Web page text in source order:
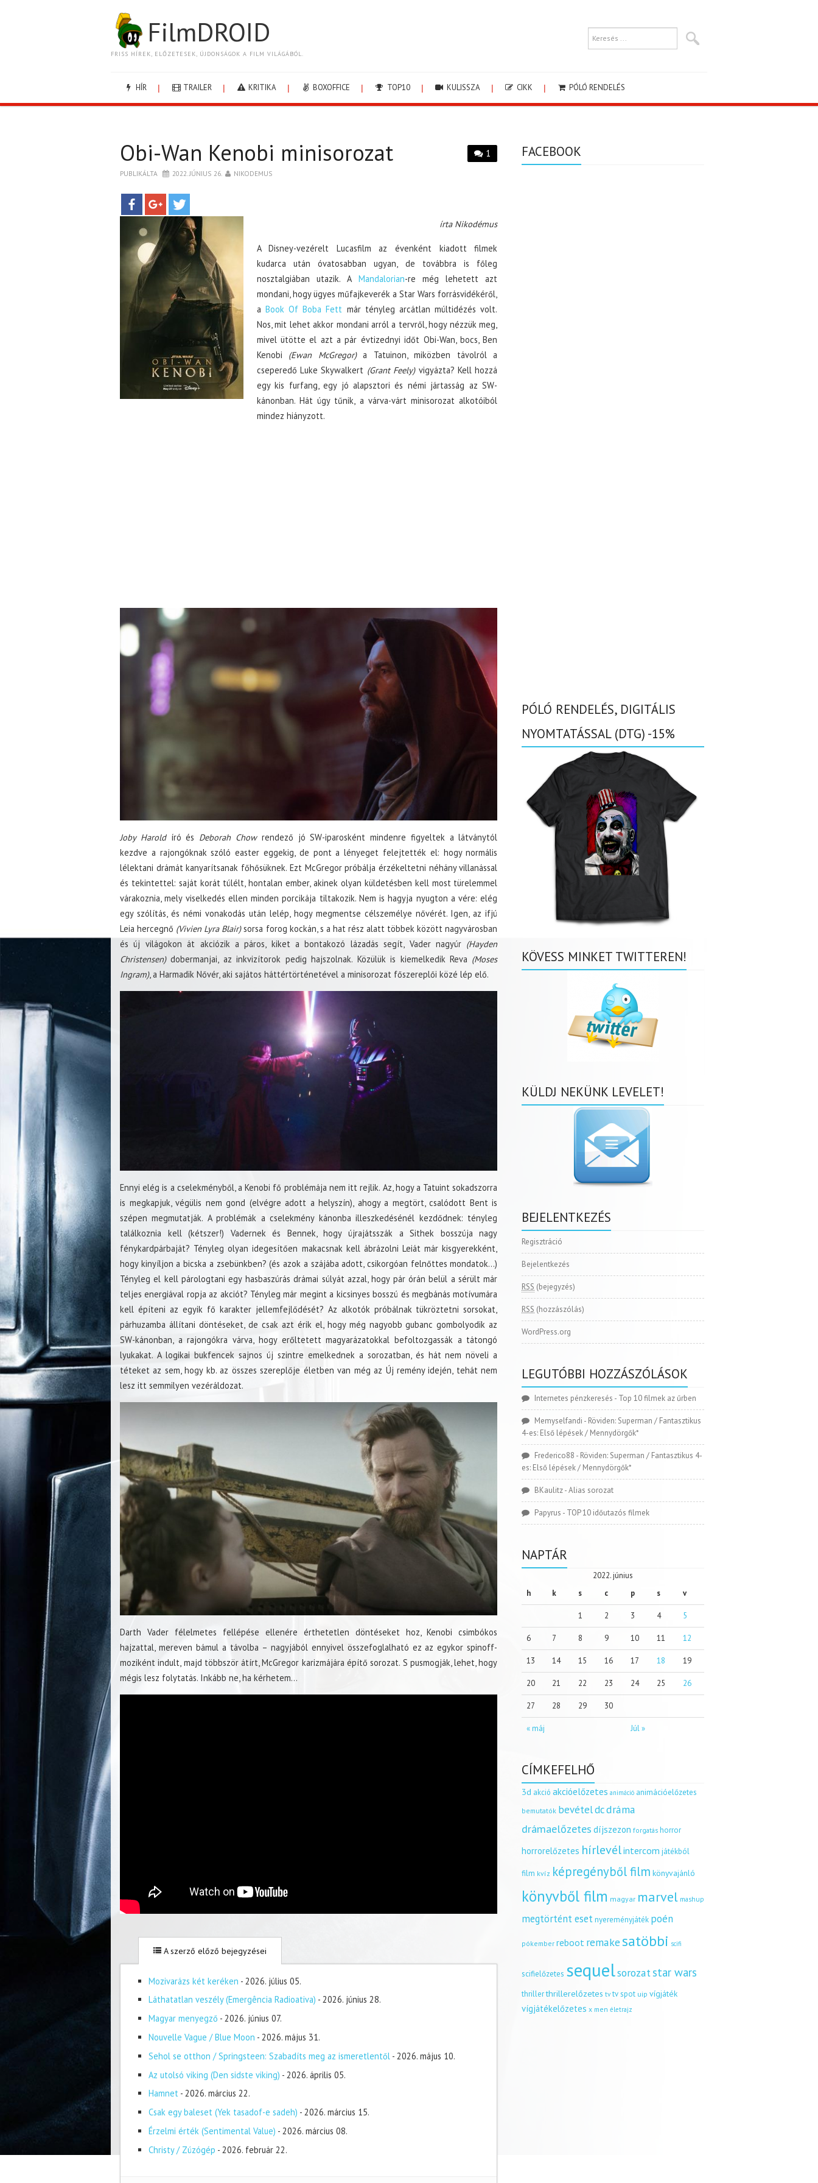
FilmDROID
FRISS HÍREK, ELŐZETESEK, ÚJDONSÁGOK A FILM VILÁGÁBÓL.
HÍR TRAILER KRITIKA BOXOFFICE TOP10 KULISSZA CIKK PÓLÓ RENDELÉS
1
Obi-Wan Kenobi minisorozat
PUBLIKÁLTA 2022. JÚNIUS 26. NIKODEMUS
írta Nikodémus
A Disney-vezérelt Lucasfilm az évenként kiadott filmek
kudarca után óvatosabban ugyan, de továbbra is főleg
nosztalgiában utazik. A Mandalorian-re még lehetett azt
mondani, hogy ügyes műfajkeverék a Star Wars forrásvidékéről,
a Book Of Boba Fett már tényleg arcátlan múltidézés volt.
Nos, mit lehet akkor mondani arról a tervről, hogy nézzük meg,
mivel ütötte el azt a pár évtizednyi időt Obi-Wan, bocs, Ben
Kenobi (Ewan McGregor)a Tatuinon, miközben távolról a
cseperedő Luke Skywalkert (Grant Feely)vigyázta? Kell hozzá
egy kis furfang, egy jó alapsztori és némi jártasság az SW-
kánonban. Hát úgy tűnik, a várva-várt minisorozat alkotóiból
mindez hiányzott.
Joby Haroldíró és Deborah Chowrendező jó SW-iparosként mindenre figyeltek a látványtól
kezdve a rajongóknak szóló easter eggekig, de pont a lényeget felejtették el: hogy normális
lélektani drámát kanyarítsanak főhősüknek. Ezt McGregor próbálja érzékeltetni néhány villanással
és tekintettel: saját korát túlélt, hontalan ember, akinek olyan küldetésben kell most türelemmel
várakoznia, mely viselkedés ellen minden porcikája tiltakozik. Nem is hagyja nyugton a vére: elég
egy szólítás, és némi vonakodás után lelép, hogy megmentse célszemélye nővérét. Igen, az ifjú
Leia hercegnő (Vivien Lyra Blair)sorsa forog kockán, s a hat rész alatt többek között nagyvárosban
és új világokon át akciózik a páros, kiket a bontakozó lázadás segít, Vader nagyúr (Hayden
Christensen)dobermanjai, az inkvizítorok pedig hajszolnak. Közülük is kiemelkedik Reva (Moses
Ingram), a Harmadik Nővér, aki sajátos háttértörténetével a minisorozat főszereplői közé lép elő.
Ennyi elég is a cselekményből, a Kenobi fő problémája nem itt rejlik. Az, hogy a Tatuint sokadszorra
is megkapjuk, végülis nem gond (elvégre adott a helyszín), ahogy a megtört, csalódott Bent is
szépen megmutatják. A problémák a cselekmény kánonba illeszkedésénél kezdődnek: tényleg
találkoznia kell (kétszer!) Vadernek és Bennek, hogy újrajátsszák a Sithek bosszúja nagy
fénykardpárbaját? Tényleg olyan idegesítően makacsnak kell ábrázolni Leiát már kisgyerekként,
hogy kinyíljon a bicska a zsebünkben? (és azok a szájába adott, csikorgóan felnőttes mondatok…)
Tényleg el kell párologtani egy hasbaszúrás drámai súlyát azzal, hogy pár órán belül a sérült már
teljes energiával ropja az akciót? Tényleg már megint a kicsinyes bosszú és megbánás motívumára
kell építeni az egyik fő karakter jellemfejlődését? Az alkotók próbálnak tükröztetni sorsokat,
párhuzamba állítani döntéseket, de csak azt érik el, hogy még nagyobb gubanc gombolyodik az
SW-kánonban, a rajongókra várva, hogy erőltetett magyarázatokkal befoltozgassák a tátongó
lyukakat. A logikai bukfencek sajnos új szintre emelkednek a sorozatban, és hát nem növeli a
téteket az sem, hogy kb. az összes szereplője életben van még az Új remény idején, tehát nem
lesz itt semmilyen vezéráldozat.
Darth Vader félelmetes fellépése ellenére érthetetlen döntéseket hoz, Kenobi csimbókos
hajzattal, mereven bámul a távolba – nagyjából ennyivel összefoglalható ez az egykor spinoff-
moziként indult, majd többször átírt, McGregor karizmájára építő sorozat. S pusmogják, lehet, hogy
mégis lesz folytatás. Inkább ne, ha kérhetem…
A szerző előző bejegyzései
Mozivarázs két keréken - 2026. július 05.
Láthatatlan veszély (Emergência Radioativa) - 2026. június 28.
Magyar menyegző - 2026. június 07.
Nouvelle Vague / Blue Moon - 2026. május 31.
Sehol se otthon / Springsteen: Szabadíts meg az ismeretlentől - 2026. május 10.
Az utolsó viking (Den sidste viking) - 2026. április 05.
Hamnet - 2026. március 22.
Csak egy baleset (Yek tasadof-e sadeh) - 2026. március 15.
Érzelmi érték (Sentimental Value) - 2026. március 08.
Christy / Zúzógép - 2026. február 22.
FACEBOOK
PÓLÓ RENDELÉS, DIGITÁLIS
NYOMTATÁSSAL (DTG) -15%
KÖVESS MINKET TWITTEREN!
KÜLDJ NEKÜNK LEVELET!
BEJELENTKEZÉS
Regisztráció
Bejelentkezés
RSS (bejegyzés)
RSS (hozzászólás)
WordPress.org
LEGUTÓBBI HOZZÁSZÓLÁSOK
Internetes pénzkeresés - Top 10 filmek az űrben
Memyselfandi - Röviden: Superman / Fantasztikus
4-es: Első lépések / Mennydörgők*
Frederico88 - Röviden: Superman / Fantasztikus 4-
es: Első lépések / Mennydörgők*
BKaulitz-Alias sorozat
Papyrus - TOP 10 időutazós filmek
NAPTÁR
2022. június
h
k s c p s v
« máj Júl »
1 2 3 4 5
6 7 8 9 10 11 12
13 14 15 16 17 18 19
20 21 22 23 24 25 26
27 28 29 30
CÍMKEFELHŐ
3d akció akcióelőzetes animáció animációelőzetes
bemutatók bevételdcdráma
drámaelőzetes díjszezon forgatás horror
horrorelőzetes hírlevélintercom játékból
film kvíz képregényből film könyvajánló
könyvből film magyar marvel mashup
megtörtént esetnyereményjáték poén
pókember reboot remakesatöbbi scifi
scifielőzetes sequelsorozatstar wars
thrillerthrillerelőzetes tv tv spot uip vígjáték
vígjátékelőzetes x men életrajz